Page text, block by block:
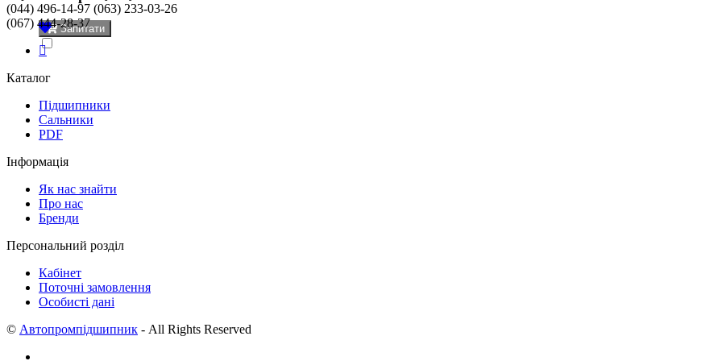
Запитати
(044) 496-14-97 (063) 233-03-26
(067) 444-28-37
Каталог
Підшипники
Сальники
PDF
Інформація
Як нас знайти
Про нас
Бренди
Персональний розділ
Кабінет
Поточні замовлення
Особисті дані
© Автопромпідшипник - All Rights Reserved